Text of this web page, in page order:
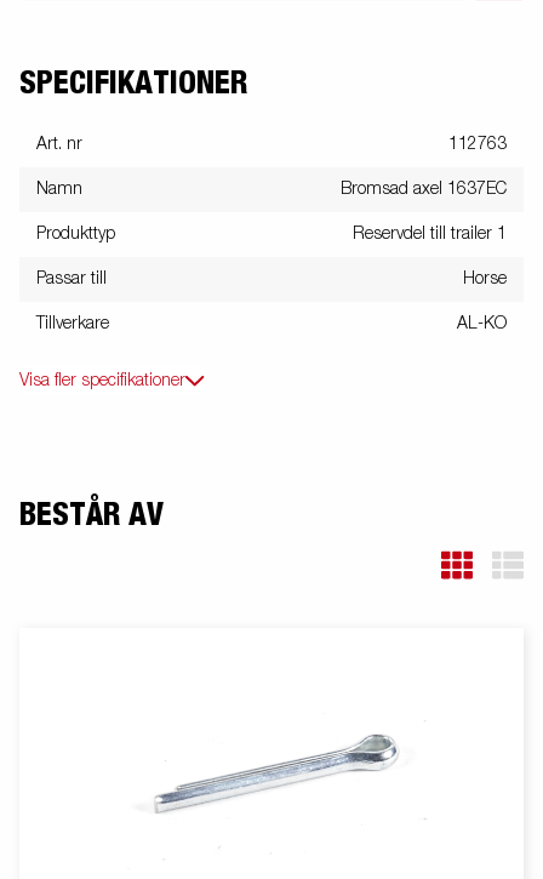
SPECIFIKATIONER
Art. nr 112763
Namn Bromsad axel 1637EC
Produkttyp Reservdel till trailer 1
Passar till Horse
Tillverkare AL-KO
Visa fler specifikationer
BESTÅR AV